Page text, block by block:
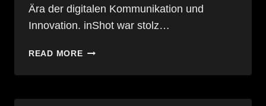
Ära der digitalen Kommunikation und
Innovation. inShot war stolz…
READ MOREDIE
DER